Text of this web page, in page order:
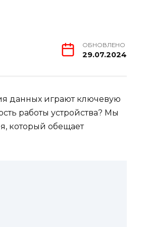
ОБНОВЛЕНО
29.07.2024
данных играют ключевую
работы устройства? Мы
который обещает